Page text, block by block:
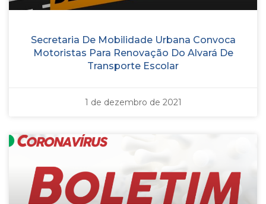
Secretaria De Mobilidade Urbana Convoca
Motoristas Para Renovação Do Alvará De
Transporte Escolar
1 de dezembro de 2021